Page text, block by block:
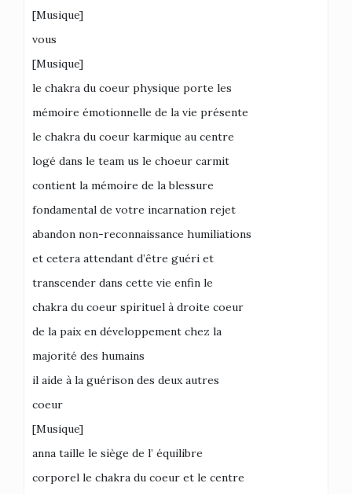
[Musique]
vous
[Musique]
le chakra du coeur physique porte les
mémoire émotionnelle de la vie présente
le chakra du coeur karmique au centre
logé dans le team us le choeur carmit
contient la mémoire de la blessure
fondamental de votre incarnation rejet
abandon non-reconnaissance humiliations
et cetera attendant d’être guéri et
transcender dans cette vie enfin le
chakra du coeur spirituel à droite coeur
de la paix en développement chez la
majorité des humains
il aide à la guérison des deux autres
coeur
[Musique]
anna taille le siège de l’ équilibre
corporel le chakra du coeur et le centre